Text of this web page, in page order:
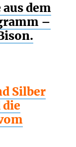
dem
–
Silber
die